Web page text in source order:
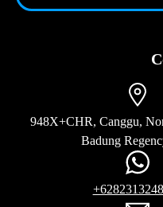
948X+CHR, Canggu,
Badung